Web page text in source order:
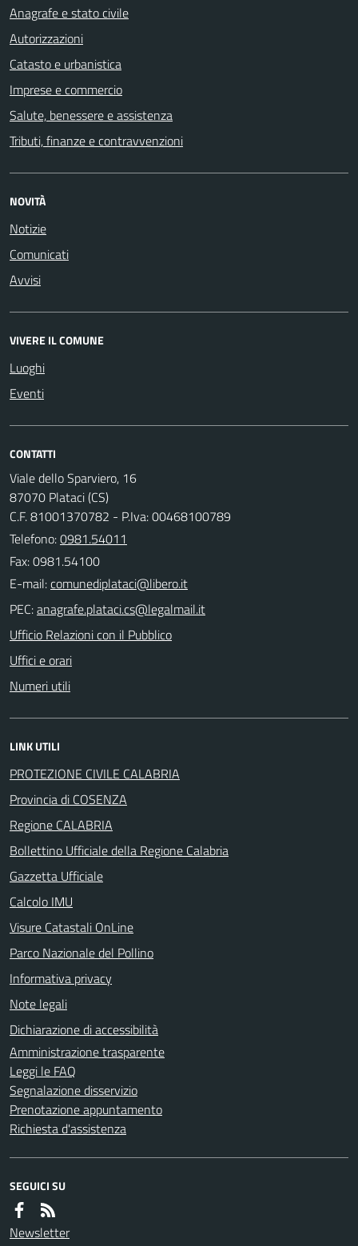
Anagrafe e stato civile
Autorizzazioni
Catasto e urbanistica
Imprese e commercio
Salute, benessere e assistenza
Tributi, finanze e contravvenzioni
NOVITÀ
Notizie
Comunicati
Avvisi
VIVERE IL COMUNE
Luoghi
Eventi
CONTATTI
Viale dello Sparviero, 16
87070 Plataci (CS)
C.F. 81001370782 - P.Iva: 00468100789
Telefono:0981.54011
Fax: 0981.54100
E-mail:
PEC:
Ufficio Relazioni con il Pubblico
Uffici e orari
Numeri utili
LINK UTILI
PROTEZIONE CIVILE CALABRIA
Provincia di COSENZA
Regione CALABRIA
Bollettino Ufficiale della Regione Calabria
Gazzetta Ufficiale
Calcolo IMU
Visure Catastali OnLine
Parco Nazionale del Pollino
Informativa privacy
Note legali
Dichiarazione di accessibilità
Amministrazione trasparente
Leggi le FAQ
Segnalazione disservizio
Prenotazione appuntamento
Richiesta d'assistenza
SEGUICI SU
Newsletter